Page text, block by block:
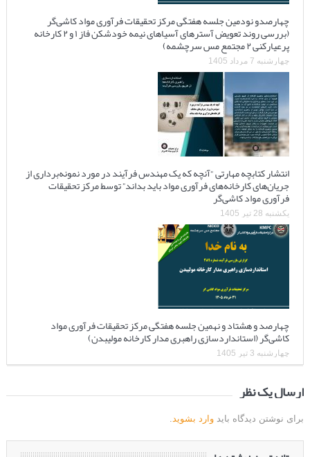
چهارصدو نودمین جلسه هفتگی مرکز تحقیقات فرآوری مواد کاشی‌گر
(بررسی روند تعویض آسترهای آسیاهای نیمه خودشکن فاز ۱ و ۲ کارخانه
پرعیارکنی ۲ مجتمع مس سرچشمه)
چهارشنبه 7 مرداد 1405
انتشار کتابچه مهارتی “آنچه که یک مهندس فرآیند در مورد نمونه‌برداری از
جریان‌های کارخانه‌های فرآوری مواد باید بداند” توسط مرکز تحقیقات
فرآوری مواد کاشی‌گر
یکشنبه 28 تیر 1405
چهارصد و هشتاد و نهمین جلسه هفتگی مرکز تحقیقات فرآوری مواد
کاشی‌گر (استانداردسازی راهبری مدار کارخانه مولیبدن)
چهارشنبه 3 تیر 1405
ارسال یک نظر
برای نوشتن دیدگاه باید وارد بشوید.